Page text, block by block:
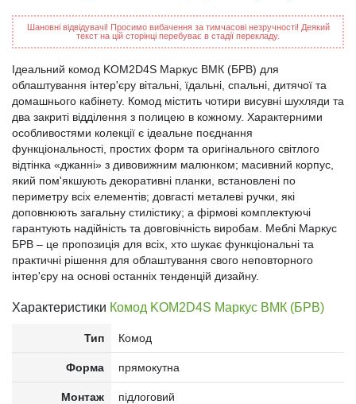
Шановні відвідувачі! Просимо вибачення за тимчасові незручності! Деякий
текст на цій сторінці перебуває в стадії перекладу.
Ідеальний комод KOM2D4S Маркус ВМК (БРВ) для
облаштування інтер'єру вітальні, їдальні, спальні, дитячої та
домашнього кабінету. Комод містить чотири висувні шухляди та
два закриті відділення з полицею в кожному. Характерними
особливостями колекції є ідеальне поєднання
функціональності, простих форм та оригінального світлого
відтінка «джанні» з дивовижним малюнком; масивний корпус,
який пом'якшують декоративні планки, встановлені по
периметру всіх елементів; довгасті металеві ручки, які
доповнюють загальну стилістику; а фірмові комплектуючі
гарантують надійність та довговічність виробам. Меблі Маркус
БРВ – це пропозиція для всіх, хто шукає функціональні та
практичні рішення для облаштування свого неповторного
інтер'єру на основі останніх тенденцій дизайну.
Характеристики Комод KOM2D4S Маркус ВМК (БРВ)
Тип Комод
Форма прямокутна
Монтаж підлоговий